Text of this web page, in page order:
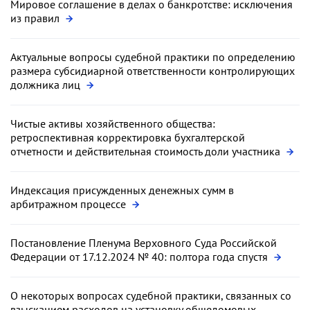
Мировое соглашение в делах о банкротстве: исключения
из правил
Актуальные вопросы судебной практики по определению
размера субсидиарной ответственности контролирующих
должника лиц
Чистые активы хозяйственного общества:
ретроспективная корректировка бухгалтерской
отчетности и действительная стоимость доли участника
Индексация присужденных денежных сумм в
арбитражном процессе
Постановление Пленума Верховного Суда Российской
Федерации от 17.12.2024 № 40: полтора года спустя
О некоторых вопросах судебной практики, связанных со